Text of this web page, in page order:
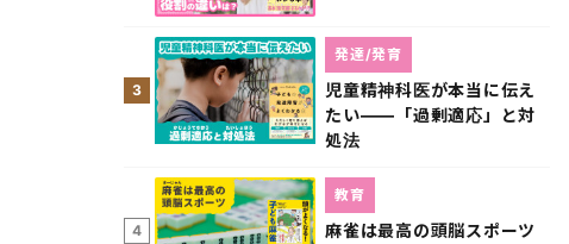
3
児童精神科医が本当に伝え
たい――「過剰適応」と対
処法
発達/発育
4
麻雀は最高の頭脳スポーツ
教育